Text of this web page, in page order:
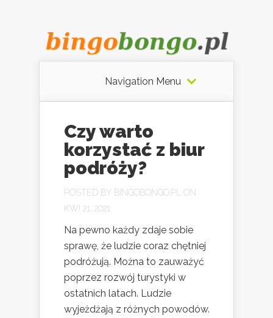
Navigation Menu
Czy warto
korzystać z biur
podróży?
POSTED BY BINGOBONGO.PL
ON
KWI 21, 2021
Na pewno każdy zdaje sobie
sprawę, że ludzie coraz chętniej
podróżują. Można to zauważyć
poprzez rozwój turystyki w
ostatnich latach. Ludzie
wyjeżdżają z różnych powodów.